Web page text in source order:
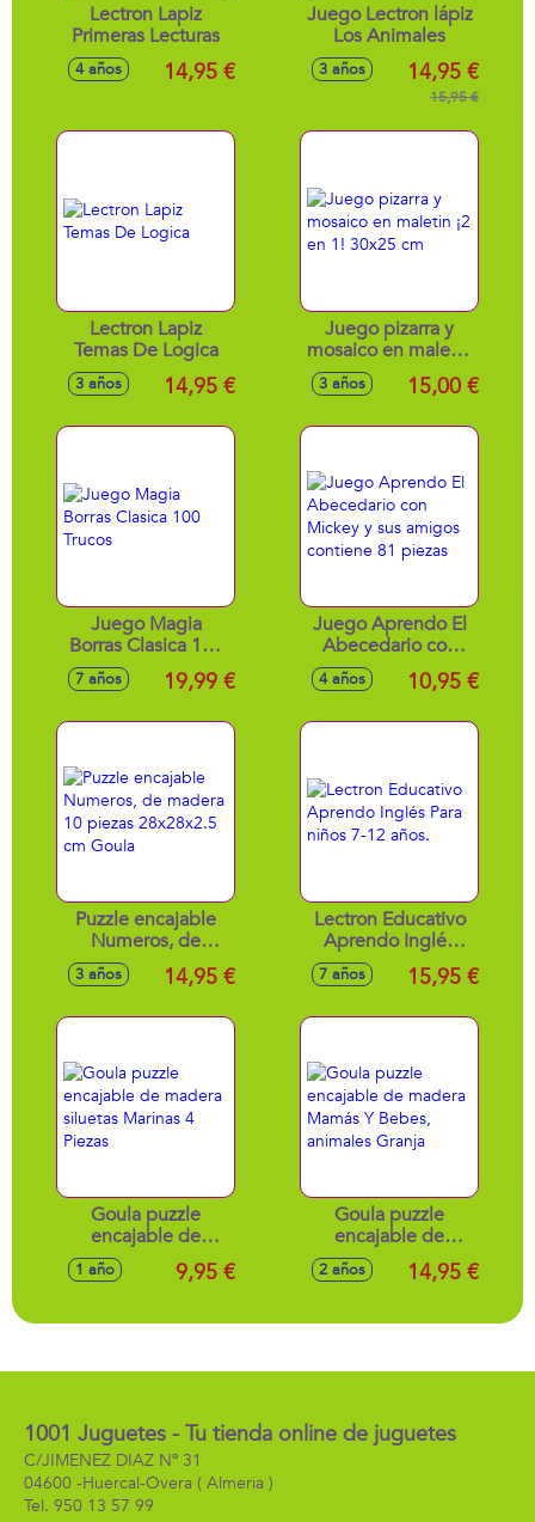
Lectron Lapiz
Primeras Lecturas
4 años 14,95 €
Juego Lectron lápiz
Los Animales
3 años 14,95 €
15,95 €
Lectron Lapiz
Temas De Logica
3 años 14,95 €
Juego pizarra y
mosaico en maletin
¡2 en 1! 30x25 cm
3 años 15,00 €
Juego Magia
Borras Clasica 100
Trucos
7 años 19,99 €
Juego Aprendo El
Abecedario con
Mickey y sus
amigos contiene 81
4 años 10,95 €
Puzzle encajable
Numeros, de
madera 10 piezas
28x28x2.5 cm
3 años 14,95 €
Lectron Educativo
Aprendo Inglés
Para niños 7-12
años.
7 años 15,95 €
Goula puzzle
encajable de
madera siluetas
Marinas 4 Piezas
1 año 9,95 €
Goula puzzle
encajable de
madera Mamás Y
Bebes, animales
2 años 14,95 €
1001 Juguetes - Tu tienda online de juguetes
C/JIMENEZ DIAZ Nº 31
04600 -Huercal-Overa ( Almeria )
950 13 57 99